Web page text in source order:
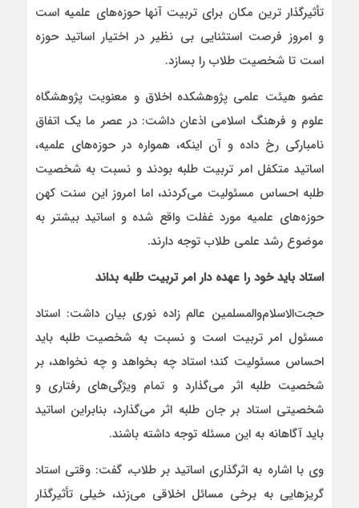
تأثیرگذار ترین مکان برای تربیت آنها حوزه‌های علمیه است
و امروز فرصت استثنایی بی نظیر در اختیار اساتید حوزه
است تا شخصیت طلاب را بسازد.
عضو هیئت علمی پژوهشکده اخلاق و معنویت پژوهشگاه
علوم و فرهنگ اسلامی اذعان داشت: در عصر ما یک اتفاق
نامبارکی رخ داده و آن اینکه، همواره در حوزه‌های علمیه،
اساتید متکفل امر تربیت طلبه بودند و نسبت به شخصیت
طلبه احساس مسئولیت می‌کردند، اما امروز این سنت کهن
حوزه‌های علمیه مورد غفلت واقع شده و اساتید بیشتر به
موضوع رشد علمی طلاب توجه دارند.
استاد باید خود را عهده دار امر تربیت طلبه بداند
حجت‌الاسلام‌والمسلمین عالم زاده نوری بیان داشت: استاد
مسئول امر تربیت است و نسبت به شخصیت طلبه باید
احساس مسئولیت کند؛ استاد چه بخواهد و چه نخواهد، بر
شخصیت طلبه اثر می‌گذارد و تمام ویژگی‌های رفتاری و
شخصیتی استاد بر جان طلبه اثر می‌گذارد، بنابراین اساتید
باید آگاهانه به این مسئله توجه داشته باشند.
وی با اشاره به اثرگذاری اساتید بر طلاب، گفت: وقتی استاد
گریزهایی به برخی مسائل اخلاقی می‌زند، خیلی تأثیرگذار